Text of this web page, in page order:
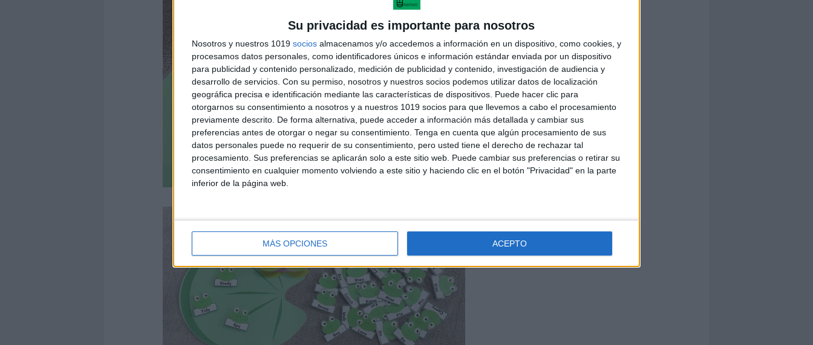
Su privacidad es importante para nosotros
Nosotros y nuestros 1019 socios almacenamos y/o accedemos a información en un dispositivo, como cookies, y
procesamos datos personales, como identificadores únicos e información estándar enviada por un dispositivo
para publicidad y contenido personalizado, medición de publicidad y contenido, investigación de audiencia y
desarrollo de servicios. Con su permiso, nosotros y nuestros socios podemos utilizar datos de localización
geográfica precisa e identificación mediante las características de dispositivos. Puede hacer clic para
otorgarnos su consentimiento a nosotros y a nuestros 1019 socios para que llevemos a cabo el procesamiento
previamente descrito. De forma alternativa, puede acceder a información más detallada y cambiar sus
preferencias antes de otorgar o negar su consentimiento. Tenga en cuenta que algún procesamiento de sus
datos personales puede no requerir de su consentimiento, pero usted tiene el derecho de rechazar tal
procesamiento. Sus preferencias se aplicarán solo a este sitio web. Puede cambiar sus preferencias o retirar su
consentimiento en cualquier momento volviendo a este sitio y haciendo clic en el botón "Privacidad" en la parte
inferior de la página web.
MÁS OPCIONES ACEPTO